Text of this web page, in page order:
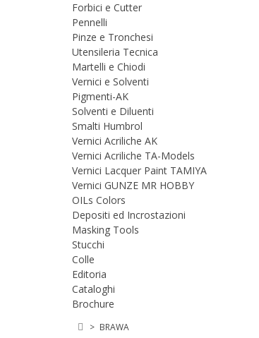
Forbici e Cutter
Pennelli
Pinze e Tronchesi
Utensileria Tecnica
Martelli e Chiodi
Vernici e Solventi
Pigmenti-AK
Solventi e Diluenti
Smalti Humbrol
Vernici Acriliche AK
Vernici Acriliche TA-Models
Vernici Lacquer Paint TAMIYA
Vernici GUNZE MR HOBBY
OILs Colors
Depositi ed Incrostazioni
Masking Tools
Stucchi
Colle
Editoria
Cataloghi
Brochure
> BRAWA